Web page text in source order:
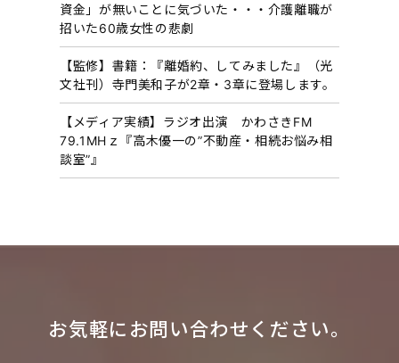
資金」が無いことに気づいた・・・介護離職が
招いた60歳女性の悲劇
【監修】書籍：『離婚約、してみました』（光
文社刊）寺門美和子が2章・3章に登場します。
【メディア実績】ラジオ出演 かわさきFM
79.1MHｚ『高木優一の”不動産・相続お悩み相
談室”』
お気軽にお問い合わせください。